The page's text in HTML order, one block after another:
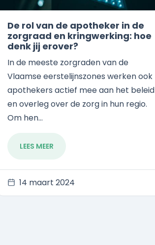
De rol van de apotheker in de
zorgraad en kringwerking: hoe
denk jij erover?
In de meeste zorgraden van de
Vlaamse eerstelijnszones werken ook
apothekers actief mee aan het beleid
en overleg over de zorg in hun regio.
Om hen...
LEES MEER
14 maart 2024